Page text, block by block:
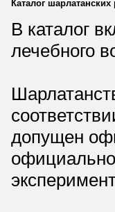
Каталог шарлатанских
В каталог
лечебного
допущен